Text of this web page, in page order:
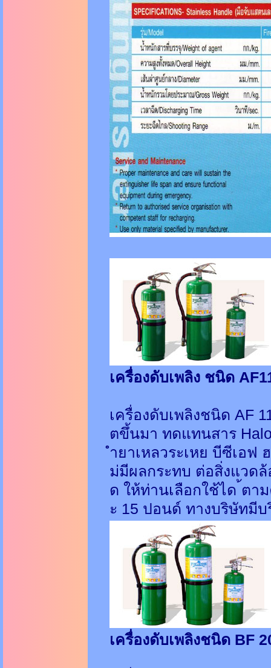
เครื่องดับเพลิง ชนิด
เครื่องดับเพลิงชนิด AF
ตขึ้นมา ทดแทนสาร
ำยาเหลวระเหย บีซีเอฟ
ม่มีผลกระทบ ต่อสิ่งแวด
ด ให้ท่านเลือกใช้ได ้ตา
ะ 15 ปอนด์ ทางบริษัทมีบ
เครื่องดับเพลิงชนิด BF